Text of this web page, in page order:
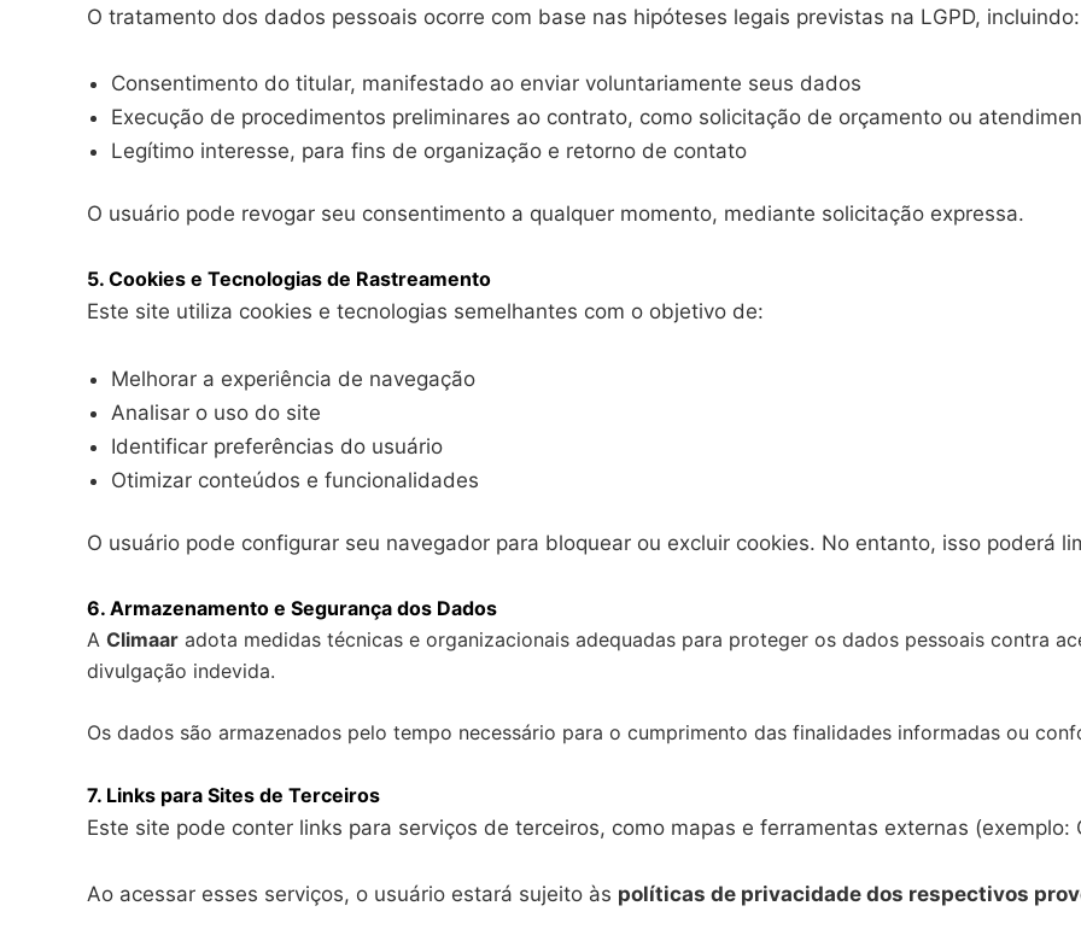
O tratamento dos dados pessoais ocorre com base nas hipóteses legais previstas na LGPD, incluindo:
Consentimento do titular, manifestado ao enviar voluntariamente seus dados
Execução de procedimentos preliminares ao contrato, como solicitação de orçamento ou
Legítimo interesse, para fins de organização e retorno de contato
O usuário pode revogar seu consentimento a qualquer momento, mediante solicitação expressa.
5. Cookies e Tecnologias de Rastreamento
Este site utiliza cookies e tecnologias semelhantes com o objetivo de:
Melhorar a experiência de navegação
Analisar o uso do site
Identificar preferências do usuário
Otimizar conteúdos e funcionalidades
O usuário pode configurar seu navegador para bloquear ou excluir cookies. No entanto, isso poderá
6. Armazenamento e Segurança dos Dados
A Climaar adota medidas técnicas e organizacionais adequadas para proteger os dados pessoais contra
divulgação indevida.
Os dados são armazenados pelo tempo necessário para o cumprimento das finalidades informadas ou
7. Links para Sites de Terceiros
Este site pode conter links para serviços de terceiros, como mapas e ferramentas externas (exemplo:
Ao acessar esses serviços, o usuário estará sujeito às políticas de privacidade dos respectivos